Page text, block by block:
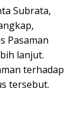
Subrata,
Pasaman
lanjut.
terhadap
tersebut.